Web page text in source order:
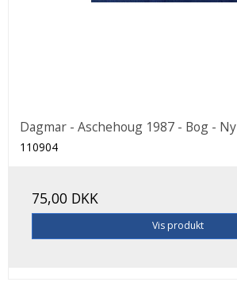
Dagmar - Aschehoug 1987 - Bog - Ny
110904
75,00 DKK
Vis produkt